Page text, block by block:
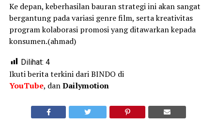
Ke depan, keberhasilan bauran strategi ini akan sangat
bergantung pada variasi genre film, serta kreativitas
program kolaborasi promosi yang ditawarkan kepada
konsumen.(ahmad)
Dilihat: 4
Ikuti berita terkini dari BINDO di
YouTube, danDailymotion